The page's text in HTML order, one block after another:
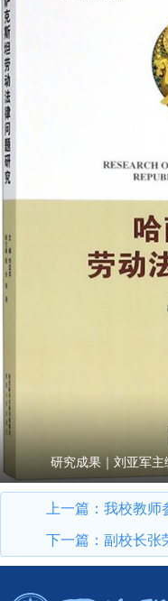
研究成果｜刘亚军主
上一篇： 我校教师参加第十一届全国政法
下一篇： 副校长张荣刚